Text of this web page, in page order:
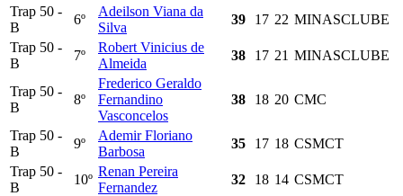
Trap 50 -
B
6º
Adeilson Viana da
Silva
39 17 22 MINASCLUBE
Trap 50 -
B
7º
Robert Vinicius de
Almeida
38 17 21 MINASCLUBE
Trap 50 -
B
8º
Frederico Geraldo
Fernandino
Vasconcelos
38 18 20 CMC
Trap 50 -
B
9º
Ademir Floriano
Barbosa
35 17 18 CSMCT
Trap 50 -
B
10º
Renan Pereira
Fernandez
32 18 14 CSMCT